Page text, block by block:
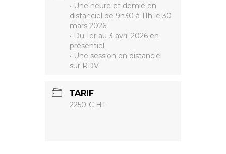
• Une heure et demie en
distanciel de 9h30 à 11h le 30
mars 2026
• Du 1er au 3 avril 2026 en
présentiel
• Une session en distanciel
sur RDV
TARIF
2250 € HT